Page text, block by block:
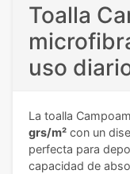
Toalla
uso
La toalla
grs/m² con un
perfecta para
capacidad de